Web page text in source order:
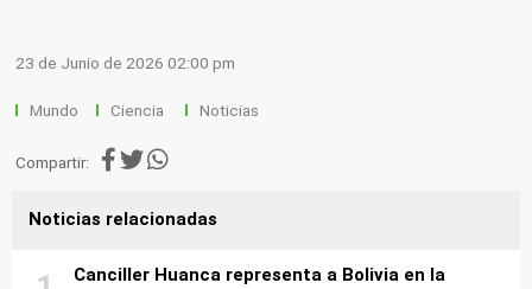
23 de Junio de 2026 02:00 pm
Mundo Ciencia Noticias
Compartir:
Noticias relacionadas
Canciller Huanca representa a Bolivia en la